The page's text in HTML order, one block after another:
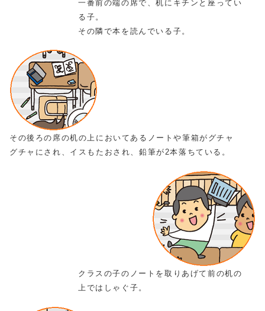
一番前の端の席で、机にキチンと座ってい
る子。
その隣で本を読んでいる子。
その後ろの席の机の上においてあるノートや筆箱がグチャ
グチャにされ、イスもたおされ、鉛筆が2本落ちている。
クラスの子のノートを取りあげて前の机の
上ではしゃぐ子。